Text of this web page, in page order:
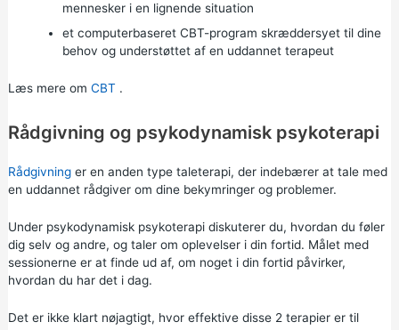
mennesker i en lignende situation
et computerbaseret CBT-program skræddersyet til dine
behov og understøttet af en uddannet terapeut
Læs mere om CBT.
Rådgivning og psykodynamisk psykoterapi
Rådgivninger en anden type taleterapi, der indebærer at tale med
en uddannet rådgiver om dine bekymringer og problemer.
Under psykodynamisk psykoterapi diskuterer du, hvordan du føler
dig selv og andre, og taler om oplevelser i din fortid. Målet med
sessionerne er at finde ud af, om noget i din fortid påvirker,
hvordan du har det i dag.
Det er ikke klart nøjagtigt, hvor effektive disse 2 terapier er til